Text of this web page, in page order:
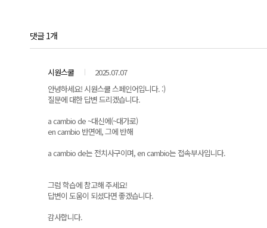
댓글 1개
시원스쿨
2025.07.07
안녕하세요! 시원스쿨 스페인어입니다. :)
질문에 대한 답변 드리겠습니다.
a cambio de ~대신에(~대가로)
en cambio 반면에, 그에 반해
a cambio de는 전치사구이며, en cambio는 접속부사입니다.
그럼 학습에 참고해 주세요!
답변이 도움이 되셨다면 좋겠습니다.
감사합니다.